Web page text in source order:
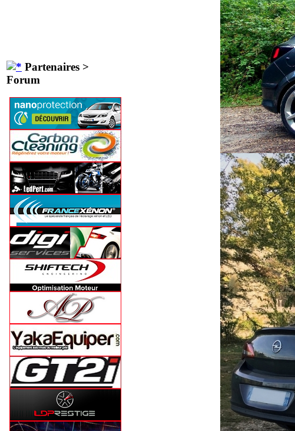
Partenaires >
Forum